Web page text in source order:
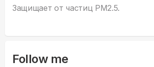
Защищает от частиц PM2.5.
Follow me